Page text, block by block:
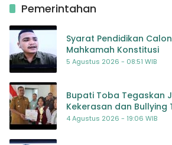
Pemerintahan
Syarat Pendidikan
Mahkamah Konstitusi
5 Agustus 2026 - 08:51 WIB
Bupati Toba Tegaskan
Kekerasan dan Bullying
Dorong Kolaborasi
4 Agustus 2026 - 19:06 WIB